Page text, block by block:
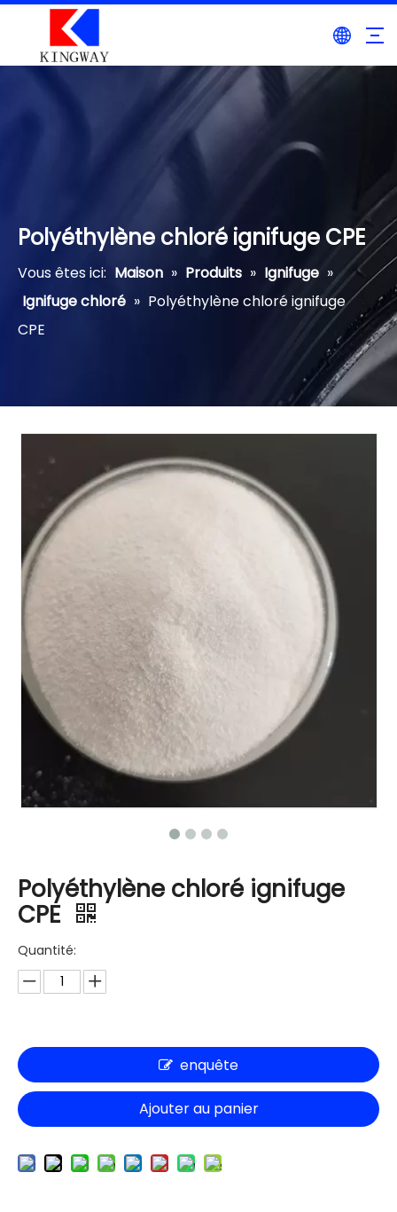
Polyéthylène chloré ignifuge CPE
Vous êtes ici: Maison » Produits » Ignifuge »
Ignifuge chloré » Polyéthylène chloré ignifuge
CPE
Polyéthylène chloré ignifuge
CPE
Quantité:
enquête
Ajouter au panier